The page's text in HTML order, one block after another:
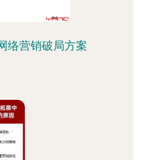
络营销破局方案